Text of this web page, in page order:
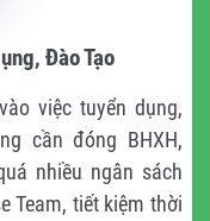
Đào Tạo
việc tuyển dụng,
cần đóng BHXH,
nhiều ngân sách
Team, tiết kiệm thời